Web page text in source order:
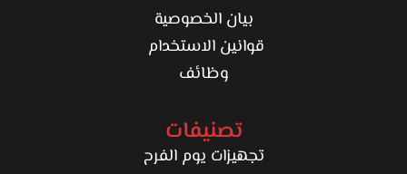
بيان الخصوصية
قوانين الاستخدام
وظائف
تصنيفات
تجهيزات يوم الفرح